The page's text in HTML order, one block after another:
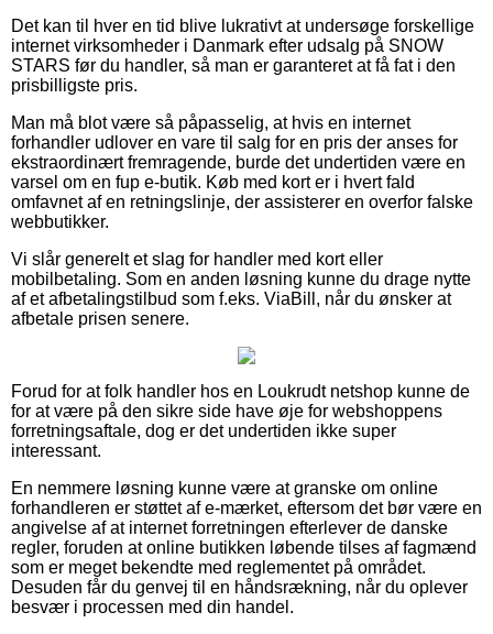
Det kan til hver en tid blive lukrativt at undersøge forskellige
internet virksomheder i Danmark efter udsalg på SNOW
STARS før du handler, så man er garanteret at få fat i den
prisbilligste pris.
Man må blot være så påpasselig, at hvis en internet
forhandler udlover en vare til salg for en pris der anses for
ekstraordinært fremragende, burde det undertiden være en
varsel om en fup e-butik. Køb med kort er i hvert fald
omfavnet af en retningslinje, der assisterer en overfor falske
webbutikker.
Vi slår generelt et slag for handler med kort eller
mobilbetaling. Som en anden løsning kunne du drage nytte
af et afbetalingstilbud som f.eks. ViaBill, når du ønsker at
afbetale prisen senere.
Forud for at folk handler hos en Loukrudt netshop kunne de
for at være på den sikre side have øje for webshoppens
forretningsaftale, dog er det undertiden ikke super
interessant.
En nemmere løsning kunne være at granske om online
forhandleren er støttet af e-mærket, eftersom det bør være en
angivelse af at internet forretningen efterlever de danske
regler, foruden at online butikken løbende tilses af fagmænd
som er meget bekendte med reglementet på området.
Desuden får du genvej til en håndsrækning, når du oplever
besvær i processen med din handel.